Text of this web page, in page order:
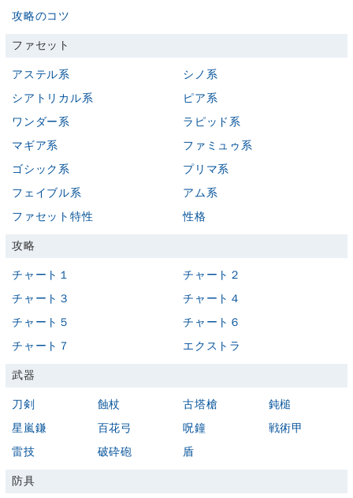
攻略のコツ
ファセット
アステル系
シノ系
シアトリカル系
ピア系
ワンダー系
ラピッド系
マギア系
ファミュゥ系
ゴシック系
プリマ系
フェイブル系
アム系
ファセット特性
性格
攻略
チャート１
チャート２
チャート３
チャート４
チャート５
チャート６
チャート７
エクストラ
武器
刀剣 蝕杖 古塔槍
鈍槌
星嵐鎌
百花弓 呪鐘
戦術甲
雷技
破砕砲 盾
防具